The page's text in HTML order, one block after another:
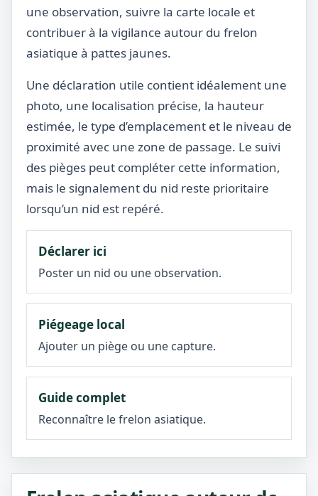
une observation, suivre la carte locale et
contribuer à la vigilance autour du frelon
asiatique à pattes jaunes.
Une déclaration utile contient idéalement une
photo, une localisation précise, la hauteur
estimée, le type d’emplacement et le niveau de
proximité avec une zone de passage. Le suivi
des pièges peut compléter cette information,
mais le signalement du nid reste prioritaire
lorsqu’un nid est repéré.
Déclarer ici
Poster un nid ou une observation.
Piégeage local
Ajouter un piège ou une capture.
Guide complet
Reconnaître le frelon asiatique.